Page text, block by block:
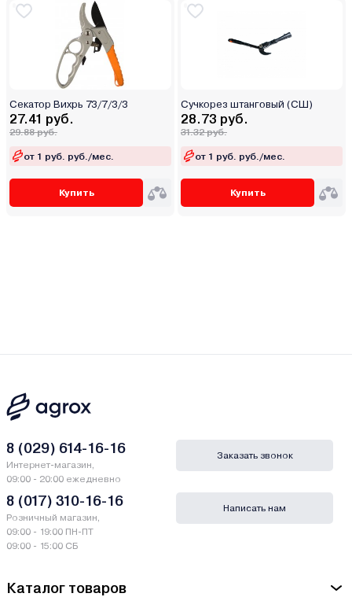
Секатор Вихрь 73/7/3/3
27.41 руб.
29.88 руб.
от 1 руб. руб./мес.
Купить
Сучкорез штанговый (СШ)
28.73 руб.
31.32 руб.
от 1 руб. руб./мес.
Купить
Каталог товаров
8 (029) 614-16-16
Интернет-магазин,
09:00 - 20:00 ежедневно
8 (017) 310-16-16
Розничный магазин,
09:00 - 19:00 ПН-ПТ
09:00 - 15:00 СБ
Заказать звонок
Написать нам